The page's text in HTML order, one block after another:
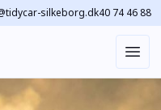
silkeborg.dk40 74 46 88